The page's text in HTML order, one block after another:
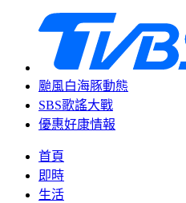
颱風白海豚動態
SBS歌謠大戰
優惠好康情報
首頁
即時
生活